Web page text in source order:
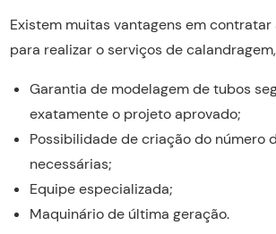
Existem muitas vantagens em contratar
para realizar o serviços de
Garantia de modelagem de tubos
exatamente o projeto aprovado;
Possibilidade de criação do número
necessárias;
Equipe especializada;
Maquinário de última geração.